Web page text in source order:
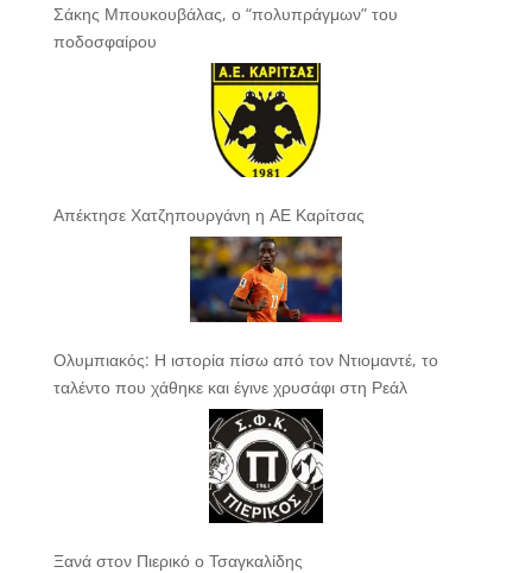
Σάκης Μπουκουβάλας, ο “πολυπράγμων” του
ποδοσφαίρου
Απέκτησε Χατζηπουργάνη η ΑΕ Καρίτσας
Ολυμπιακός: Η ιστορία πίσω από τον Ντιομαντέ, το
ταλέντο που χάθηκε και έγινε χρυσάφι στη Ρεάλ
Ξανά στον Πιερικό ο Τσαγκαλίδης